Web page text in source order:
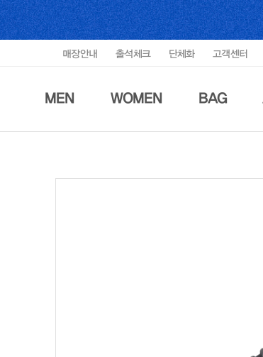
매장안내 출석체크 단체화 고객센터
MEN WOMEN BAG